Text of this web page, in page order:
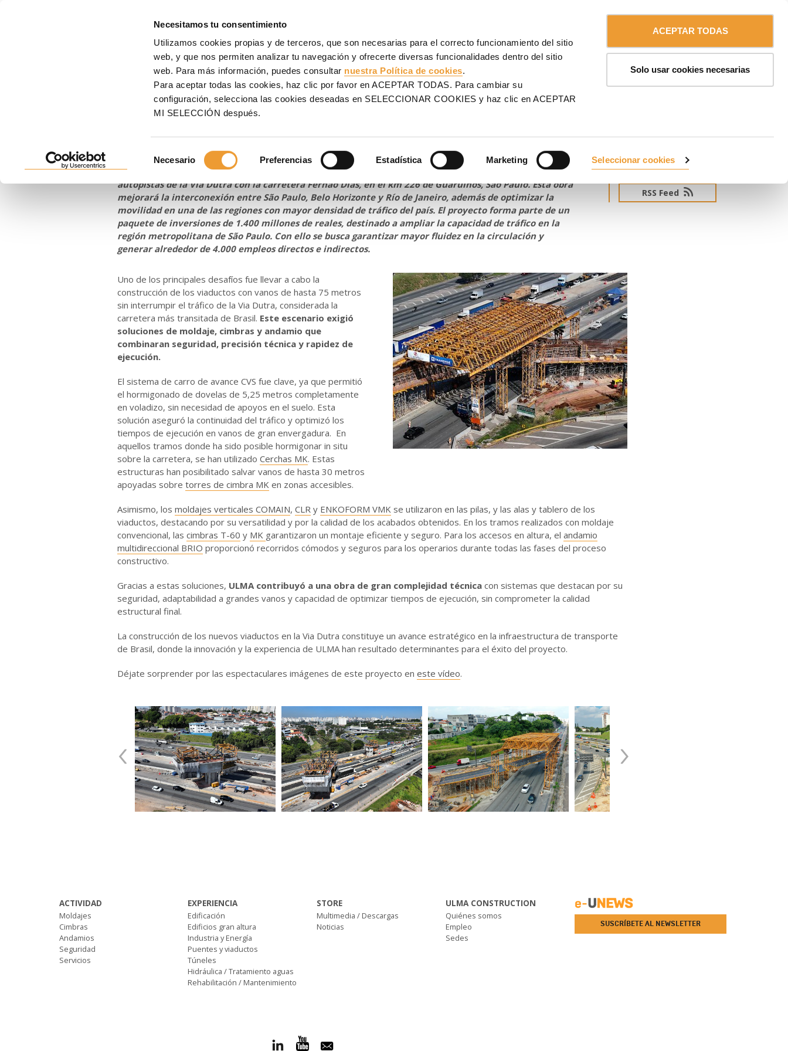
Necesitamos tu consentimiento
Utilizamos cookies propias y de terceros, que son necesarias para el correcto funcionamiento del sitio
web, y que nos permiten analizar tu navegación y ofrecerte diversas funcionalidades dentro del sitio
web. Para más información, puedes consultar nuestra Política de cookies.
Para aceptar todas las cookies, haz clic por favor en ACEPTAR TODAS. Para cambiar su
configuración, selecciona las cookies deseadas en SELECCIONAR COOKIES y haz clic en ACEPTAR
MI SELECCIÓN después.
de
Necesario Preferencias Estadística Marketing Seleccionar cookies
ACEPTAR TODAS
Solo usar cookies necesarias
MOLDAJES
Nuevos viaductos que transforman la movilidad en Brasil
SUSCRÍBETE AL NEWSLETTER
RSS Feed
Nuevos viaductos que transforman la
movilidad en Brasil
23/09/2025
La concesionaria CCR RioSP ha iniciado la construcción de tres nuevos viaductos que conectarán las
autopistas de la Via Dutra con la carretera Fernão Dias, en el km 226 de Guarulhos, São Paulo. Esta obra
mejorará la interconexión entre São Paulo, Belo Horizonte y Río de Janeiro, además de optimizar la
movilidad en una de las regiones con mayor densidad de tráfico del país. El proyecto forma parte de un
paquete de inversiones de 1.400 millones de reales, destinado a ampliar la capacidad de tráfico en la
región metropolitana de São Paulo. Con ello se busca garantizar mayor fluidez en la circulación y
generar alrededor de 4.000 empleos directos e indirectos.
Uno de los principales desafíos fue llevar a cabo la
construcción de los viaductos con vanos de hasta 75 metros
sin interrumpir el tráfico de la Via Dutra, considerada la
carretera más transitada de Brasil. Este escenario exigió
soluciones de moldaje, cimbras y andamio que
combinaran seguridad, precisión técnica y rapidez de
ejecución.
El sistema de carro de avance CVS fue clave, ya que permitió
el hormigonado de dovelas de 5,25 metros completamente
en voladizo, sin necesidad de apoyos en el suelo. Esta
solución aseguró la continuidad del tráfico y optimizó los
tiempos de ejecución en vanos de gran envergadura. En
aquellos tramos donde ha sido posible hormigonar in situ
sobre la carretera, se han utilizado Cerchas MK. Estas
estructuras han posibilitado salvar vanos de hasta 30 metros
apoyadas sobre torres de cimbra MKen zonas accesibles.
Asimismo, los moldajes verticales COMAIN, CLRy ENKOFORM VMKse utilizaron en las pilas, y las alas y tablero de los
viaductos, destacando por su versatilidad y por la calidad de los acabados obtenidos. En los tramos realizados con moldaje
convencional, las cimbras T-60 y MK garantizaron un montaje eficiente y seguro. Para los accesos en altura, el andamio
multidireccional BRIO proporcionó recorridos cómodos y seguros para los operarios durante todas las fases del proceso
constructivo.
Gracias a estas soluciones, ULMA contribuyó a una obra de gran complejidad técnicacon sistemas que destacan por su
seguridad, adaptabilidad a grandes vanos y capacidad de optimizar tiempos de ejecución, sin comprometer la calidad
estructural final.
La construcción de los nuevos viaductos en la Via Dutra constituye un avance estratégico en la infraestructura de transporte
de Brasil, donde la innovación y la experiencia de ULMA han resultado determinantes para el éxito del proyecto.
Déjate sorprender por las espectaculares imágenes de este proyecto en este vídeo.
‹ ›
ACTIVIDAD
Moldajes
Cimbras
Andamios
Seguridad
Servicios
EXPERIENCIA
Edificación
Edificios gran altura
Industria y Energía
Puentes y viaductos
Túneles
Hidráulica / Tratamiento aguas
Rehabilitación / Mantenimiento
STORE
Multimedia / Descargas
Noticias
ULMA CONSTRUCTION
Quiénes somos
Empleo
Sedes
SUSCRÍBETE AL NEWSLETTER